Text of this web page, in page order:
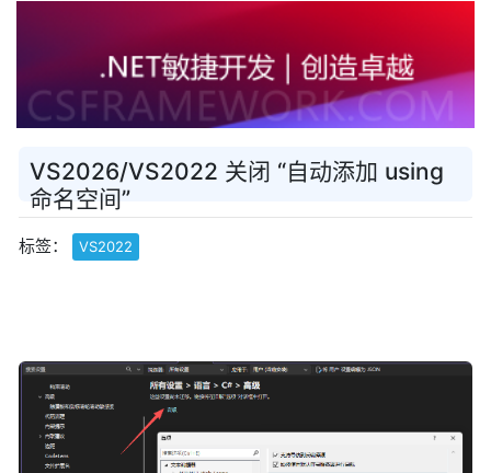
VS2026/VS2022 关闭 “自动添加 using
命名空间”
标签： VS2022